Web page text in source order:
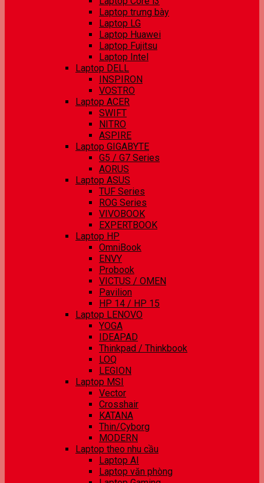
Laptop trưng bày
Laptop LG
Laptop Huawei
Laptop Fujitsu
Laptop Intel
Laptop DELL
INSPIRON
VOSTRO
Laptop ACER
SWIFT
NITRO
ASPIRE
Laptop GIGABYTE
G5 / G7 Series
AORUS
Laptop ASUS
TUF Series
ROG Series
VIVOBOOK
EXPERTBOOK
Laptop HP
OmniBook
ENVY
Probook
VICTUS / OMEN
Pavilion
HP 14 / HP 15
Laptop LENOVO
YOGA
IDEAPAD
Thinkpad / Thinkbook
LOQ
LEGION
Laptop MSI
Vector
Crosshair
KATANA
Thin/Cyborg
MODERN
Laptop theo nhu cầu
Laptop AI
Laptop văn phòng